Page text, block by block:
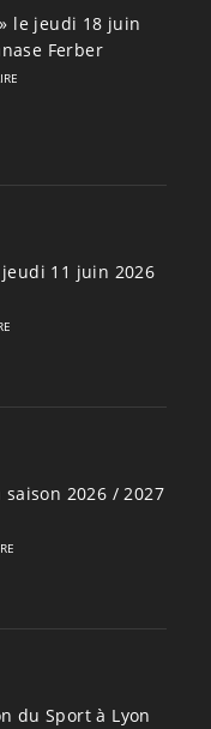
le jeudi 18 juin
Ferber
11 juin 2026
2026 / 2027
du Sport à Lyon